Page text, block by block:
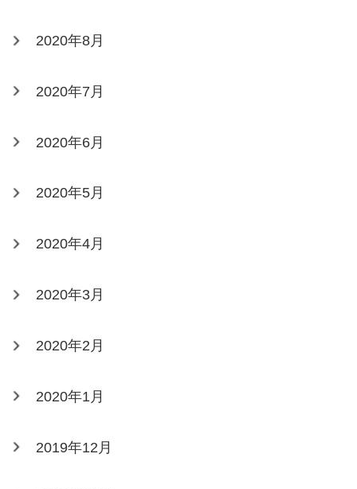
2020年8月
2020年7月
2020年6月
2020年5月
2020年4月
2020年3月
2020年2月
2020年1月
2019年12月